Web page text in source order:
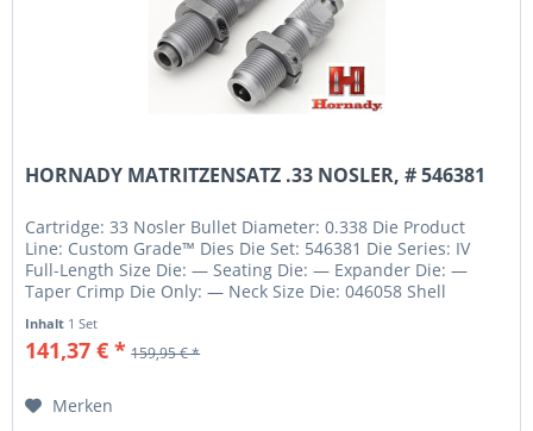
HORNADY MATRITZENSATZ .33 NOSLER, # 546381
Cartridge: 33 Nosler Bullet Diameter: 0.338 Die Product
Line: Custom Grade™ Dies Die Set: 546381 Die Series: IV
Full-Length Size Die: — Seating Die: — Expander Die: —
Taper Crimp Die Only: — Neck Size Die: 046058 Shell
Inhalt 1 Set
141,37 € * 159,95 € *
Merken